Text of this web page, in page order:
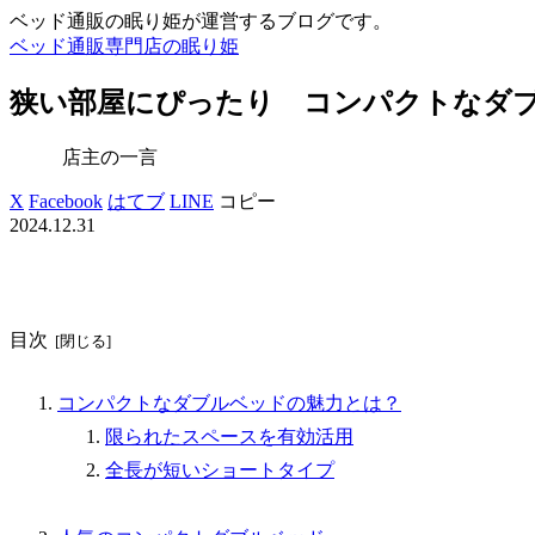
ベッド通販の眠り姫が運営するブログです。
ベッド通販専門店の眠り姫
狭い部屋にぴったり コンパクトなダ
店主の一言
X Facebook はてブ LINE コピー
2024.12.31
目次
コンパクトなダブルベッドの魅力とは？
限られたスペースを有効活用
全長が短いショートタイプ